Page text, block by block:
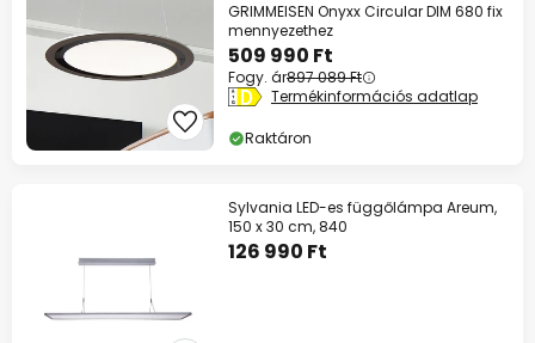
GRIMMEISEN Onyxx Circular DIM 680 fix
mennyezethez
509 990 Ft
Fogy. ár897 089 Ft
Termékinformációs adatlap
Raktáron
Sylvania LED-es függőlámpa Areum,
150 x 30 cm, 840
126 990 Ft